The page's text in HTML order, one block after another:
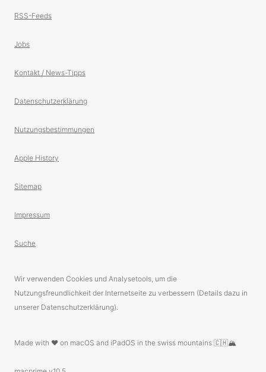
RSS-Feeds
Jobs
Kontakt / News-Tipps
Datenschutzerklärung
Nutzungsbestimmungen
Apple History
Sitemap
Impressum
Suche
Wir verwenden Cookies und Analysetools, um die
Nutzungsfreundlichkeit der Internetseite zu verbessern (Details dazu in
unserer Datenschutzerklärung).
Made with ❤️ on macOS and iPadOS in the swiss mountains 🇨🇭🏔